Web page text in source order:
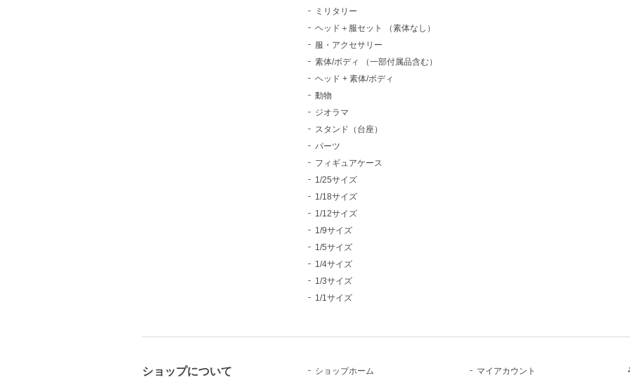
ミリタリー
ヘッド＋服セット （素体なし）
服・アクセサリー
素体/ボディ （一部付属品含む）
ヘッド + 素体/ボディ
動物
ジオラマ
スタンド（台座）
パーツ
フィギュアケース
1/25サイズ
1/18サイズ
1/12サイズ
1/9サイズ
1/5サイズ
1/4サイズ
1/3サイズ
1/1サイズ
ショップについて ショップホーム マイアカウント